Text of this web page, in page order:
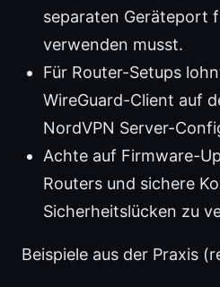
separaten Geräteport
verwenden musst.
Für Router-Setups
WireGuard-Client auf
NordVPN Server-
Achte auf Firmware-
Routers und sichere
Sicherheitslücken zu
Beispiele aus der Praxis